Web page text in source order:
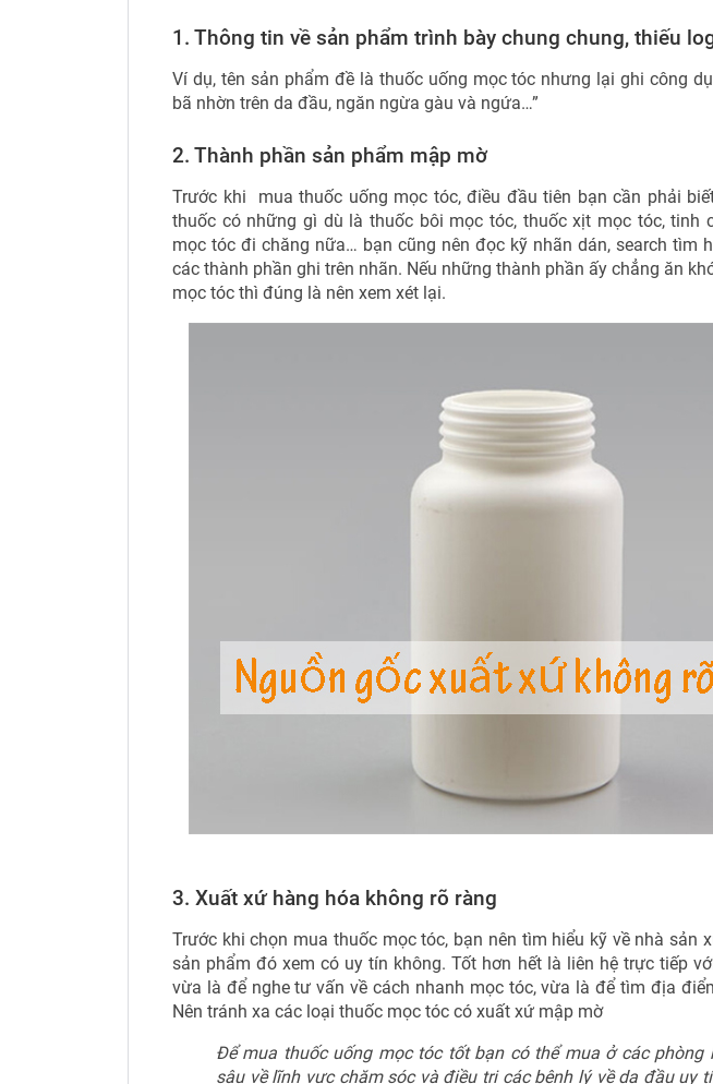
1. Thông tin về sản phẩm trình bày chung chung, thiếu
Ví dụ, tên sản phẩm đề là thuốc uống mọc tóc nhưng lại ghi công
bã nhờn trên da đầu, ngăn ngừa gàu và ngứa…”
2. Thành phần sản phẩm mập mờ
Trước khi mua thuốc uống mọc tóc, điều đầu tiên bạn cần phải
thuốc có những gì dù là thuốc bôi mọc tóc, thuốc xịt mọc tóc, tinh
mọc tóc đi chăng nữa… bạn cũng nên đọc kỹ nhãn dán, search tìm
các thành phần ghi trên nhãn. Nếu những thành phần ấy chẳng ăn
mọc tóc thì đúng là nên xem xét lại.
3. Xuất xứ hàng hóa không rõ ràng
Trước khi chọn mua thuốc mọc tóc, bạn nên tìm hiểu kỹ về nhà sản
sản phẩm đó xem có uy tín không. Tốt hơn hết là liên hệ trực tiếp
vừa là để nghe tư vấn về cách nhanh mọc tóc, vừa là để tìm địa
Nên tránh xa các loại thuốc mọc tóc có xuất xứ mập mờ
Để mua thuốc uống mọc tóc tốt bạn có thể mua ở các phòng
sâu về lĩnh vực chăm sóc và điều trị các bệnh lý về da đầu uy